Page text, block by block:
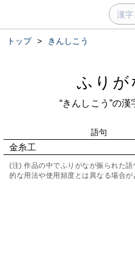
トップ > きんしこう
ふりが
“きんしこう”の
語句
金糸工
(注) 作品の中でふりがなが振られた
的な用法や使用頻度とは異なる場合が